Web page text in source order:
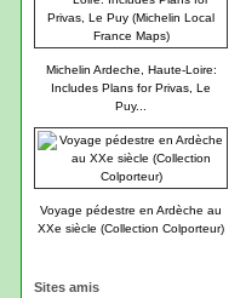
Michelin Ardeche, Haute-Loire:
Includes Plans for Privas, Le
Puy...
Voyage pédestre en Ardèche au
XXe siècle (Collection Colporteur)
Sites amis